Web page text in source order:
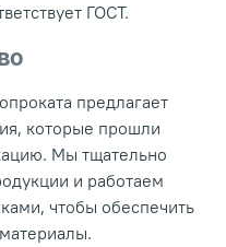
ГОСТ.
предлагает
которые прошли
Мы тщательно
и работаем
чтобы обеспечить